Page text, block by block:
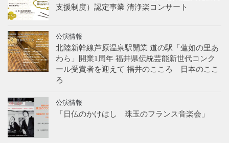
支援制度）認定事業 清浄楽コンサート
公演情報
北陸新幹線芦原温泉駅開業 道の駅「蓮如の里あ
わら」開業1周年 福井県伝統芸能新世代コンク
ール受賞者を迎えて 福井のこころ 日本のここ
ろ
公演情報
「日仏のかけはし 珠玉のフランス音楽会」